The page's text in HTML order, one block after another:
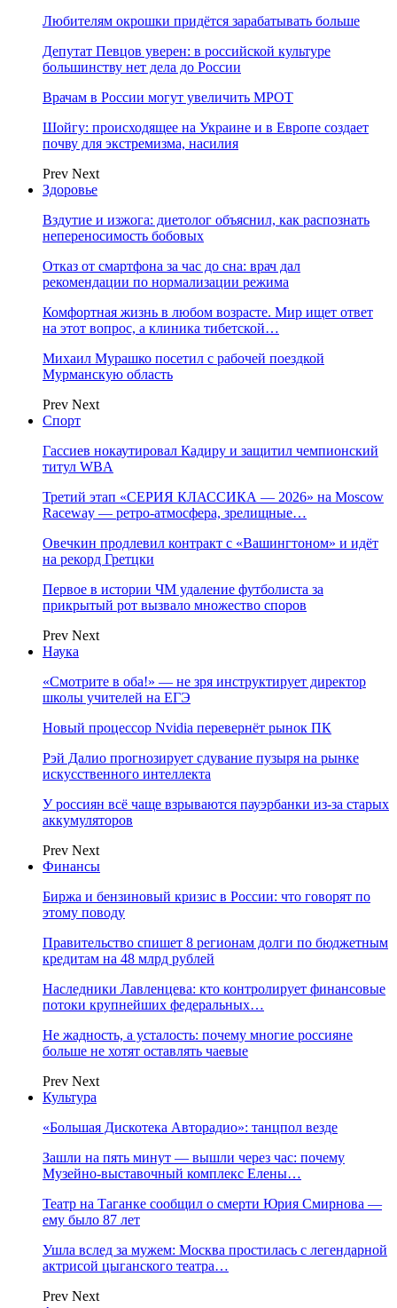
Любителям окрошки придётся зарабатывать больше
Депутат Певцов уверен: в российской культуре
большинству нет дела до России
Врачам в России могут увеличить МРОТ
Шойгу: происходящее на Украине и в Европе создает
почву для экстремизма, насилия
Prev Next
Здоровье
Вздутие и изжога: диетолог объяснил, как распознать
непереносимость бобовых
Отказ от смартфона за час до сна: врач дал
рекомендации по нормализации режима
Комфортная жизнь в любом возрасте. Мир ищет ответ
на этот вопрос, а клиника тибетской…
Михаил Мурашко посетил с рабочей поездкой
Мурманскую область
Prev Next
Спорт
Гассиев нокаутировал Кадиру и защитил чемпионский
титул WBA
Третий этап «СЕРИЯ КЛАССИКА — 2026» на Moscow
Raceway — ретро‑атмосфера, зрелищные…
Овечкин продлевил контракт с «Вашингтоном» и идёт
на рекорд Гретцки
Первое в истории ЧМ удаление футболиста за
прикрытый рот вызвало множество споров
Prev Next
Наука
«Смотрите в оба!» — не зря инструктирует директор
школы учителей на ЕГЭ
Новый процессор Nvidia перевернёт рынок ПК
Рэй Далио прогнозирует сдувание пузыря на рынке
искусственного интеллекта
У россиян всё чаще взрываются пауэрбанки из-за старых
аккумуляторов
Prev Next
Финансы
Биржа и бензиновый кризис в России: что говорят по
этому поводу
Правительство спишет 8 регионам долги по бюджетным
кредитам на 48 млрд рублей
Наследники Лавленцева: кто контролирует финансовые
потоки крупнейших федеральных…
Не жадность, а усталость: почему многие россияне
больше не хотят оставлять чаевые
Prev Next
Культура
«Большая Дискотека Авторадио»: танцпол везде
Зашли на пять минут — вышли через час: почему
Музейно-выставочный комплекс Елены…
Театр на Таганке сообщил о смерти Юрия Смирнова —
ему было 87 лет
Ушла вслед за мужем: Москва простилась с легендарной
актрисой цыганского театра…
Prev Next